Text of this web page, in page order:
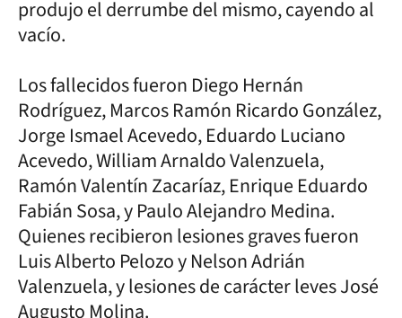
produjo el derrumbe del mismo, cayendo al
vacío.
Los fallecidos fueron Diego Hernán
Rodríguez, Marcos Ramón Ricardo González,
Jorge Ismael Acevedo, Eduardo Luciano
Acevedo, William Arnaldo Valenzuela,
Ramón Valentín Zacaríaz, Enrique Eduardo
Fabián Sosa, y Paulo Alejandro Medina.
Quienes recibieron lesiones graves fueron
Luis Alberto Pelozo y Nelson Adrián
Valenzuela, y lesiones de carácter leves José
Augusto Molina.